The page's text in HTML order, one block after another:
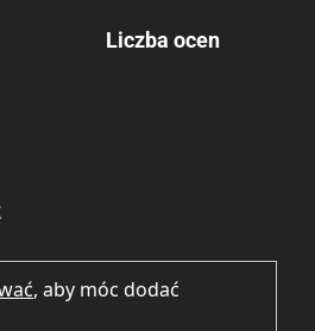
Liczba ocen
, aby móc dodać